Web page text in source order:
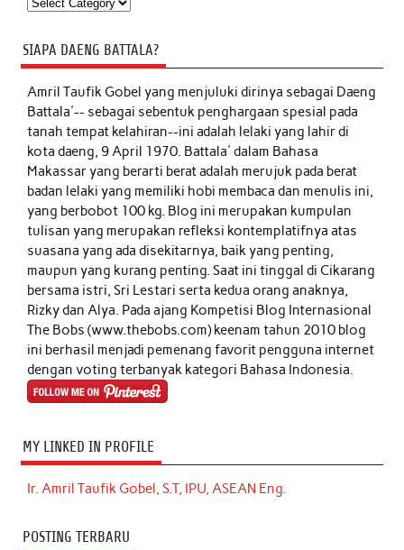
SIAPA DAENG BATTALA?
Amril Taufik Gobelyang menjuluki dirinya sebagai Daeng
Battala'-- sebagai sebentuk penghargaan spesial pada
tanah tempat kelahiran--ini adalah lelaki yang lahir di
kota daeng, 9 April 1970. Battala' dalam Bahasa
Makassar yang berarti berat adalah merujuk pada berat
badan lelaki yang memiliki hobi membaca dan menulis ini,
yang berbobot 100 kg. Blog ini merupakan kumpulan
tulisan yang merupakan refleksi kontemplatifnya atas
suasana yang ada disekitarnya, baik yang penting,
maupun yang kurang penting. Saat ini tinggal di Cikarang
bersama istri, Sri Lestari serta kedua orang anaknya,
Rizky dan Alya. Pada ajang Kompetisi Blog Internasional
The Bobs (www.thebobs.com) keenam tahun 2010 blog
ini berhasil menjadi pemenang favorit pengguna internet
dengan voting terbanyak kategori Bahasa Indonesia.
MY LINKED IN PROFILE
Ir. Amril Taufik Gobel, S.T, IPU, ASEAN Eng.
POSTING TERBARU